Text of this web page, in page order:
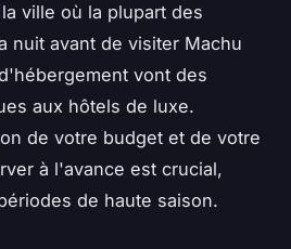
ville où la plupart des
nuit avant de visiter Machu
vont des
aux hôtels de luxe.
de votre budget et de votre
à l'avance est crucial,
de haute saison.